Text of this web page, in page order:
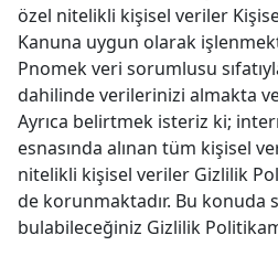
özel nitelikli kişisel veriler
Kanuna uygun olarak
Pnomek veri sorumlusu
dahilinde verilerinizi almakta
Ayrıca belirtmek isteriz ki;
esnasında alınan tüm kişisel
nitelikli kişisel veriler Gizlilik
de korunmaktadır. Bu konuda
bulabileceğiniz Gizlilik